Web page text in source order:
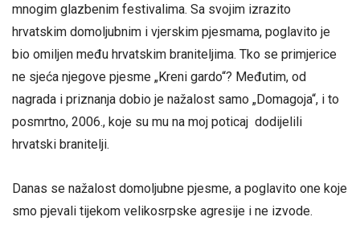
mnogim glazbenim festivalima. Sa svojim izrazito
hrvatskim domoljubnim i vjerskim pjesmama, poglavito je
bio omiljen među hrvatskim braniteljima. Tko se primjerice
ne sjeća njegove pjesme „Kreni gardo“? Međutim, od
nagrada i priznanja dobio je nažalost samo „Domagoja“, i to
posmrtno, 2006., koje su mu na moj poticaj dodijelili
hrvatski branitelji.
Danas se nažalost domoljubne pjesme, a poglavito one koje
smo pjevali tijekom velikosrpske agresije i ne izvode.